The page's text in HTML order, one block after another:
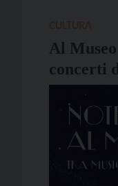
Al
concerti
musica e